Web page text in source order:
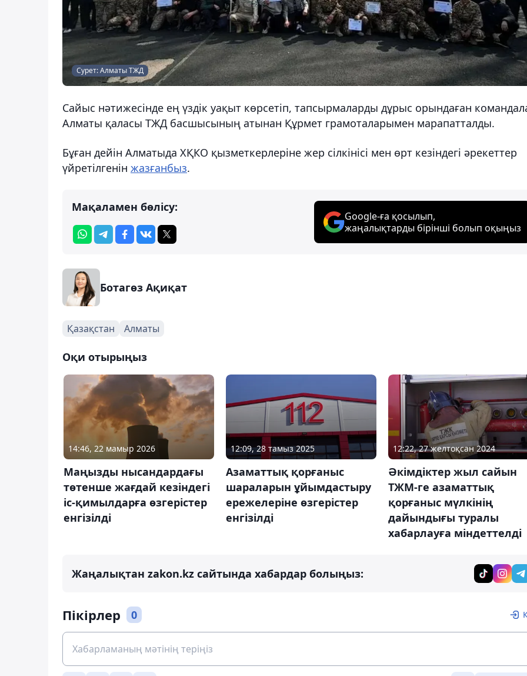
Сурет: Алматы ТЖД
Сайыс нәтижесінде ең үздік уақыт көрсетіп, тапсырмаларды дұрыс орындаған
Алматы қаласы ТЖД басшысының атынан Құрмет грамоталарымен марапатталды.
Бұған дейін Алматыда ХҚКО қызметкерлеріне жер сілкінісі мен өрт кезіндегі әрекеттер
үйретілгенін жазғанбыз.
Мақаламен бөлісу:
Google-ға қосылып,
жаңалықтарды бірінші болып оқыңыз
Ботагөз Ақиқат
Қазақстан Алматы
Оқи отырыңыз
14:46, 22 мамыр 2026
Маңызды нысандардағы
төтенше жағдай кезіндегі
іс-қимылдарға өзгерістер
енгізілді
12:09, 28 тамыз 2025
Азаматтық қорғаныс
шараларын ұйымдастыру
ережелеріне өзгерістер
енгізілді
12:22, 27 желтоқсан 2024
Әкімдіктер жыл сайын
ТЖМ-ге азаматтық
қорғаныс мүлкінің
дайындығы туралы
хабарлауға міндеттелді
Жаңалықтан zakon.kz сайтында хабардар болыңыз:
Пікірлер 0